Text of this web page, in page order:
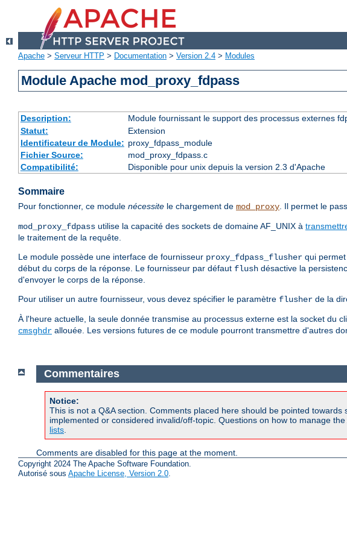
Apache > Serveur HTTP > Documentation > Version 2.4 > Modules
Module Apache mod_proxy_fdpass
Description: Module fournissant le support des processus externes
Statut:
Extension
Identificateur de Module: proxy_fdpass_module
Fichier Source:
mod_proxy_fdpass.c
Compatibilité:
Disponible pour unix depuis la version 2.3 d'Apache
Sommaire
Pour fonctionner, ce module nécessite le chargement de mod_proxy. Il permet le
mod_proxy_fdpass utilise la capacité des sockets de domaine AF_UNIX à
le traitement de la requête.
Le module possède une interface de fournisseur proxy_fdpass_flusher qui
début du corps de la réponse. Le fournisseur par défaut flush désactive la
d'envoyer le corps de la réponse.
Pour utiliser un autre fournisseur, vous devez spécifier le paramètre flusher de la
À l'heure actuelle, la seule donnée transmise au processus externe est la socket du
cmsghdr allouée. Les versions futures de ce module pourront transmettre d'autres
Commentaires
Notice:
This is not a Q&A section. Comments placed here should be pointed
implemented or considered invalid/off-topic. Questions on how to manage
lists
Comments are disabled for this page at the moment.
Copyright 2024 The Apache Software Foundation.
Autorisé sous Apache License, Version 2.0.